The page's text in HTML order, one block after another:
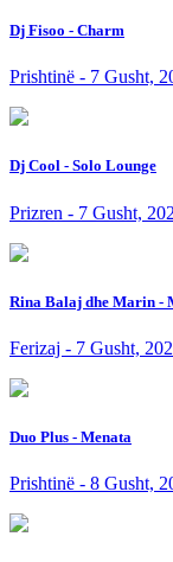
Dj Fisoo - Charm
Prishtinë - 7 Gusht,
Dj Cool - Solo Lounge
Prizren - 7 Gusht,
Rina Balaj dhe Marin -
Ferizaj - 7 Gusht,
Duo Plus - Menata
Prishtinë - 8 Gusht,